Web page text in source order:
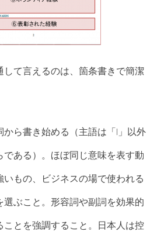
して言えるのは、箇条書きで簡潔
から書き始める（主語は「I」以外
である）。ほぼ同じ意味を表す動
もの、ビジネスの場で使われる
選ぶこと。形容詞や副詞を効果的
ことを強調すること。日本人は控